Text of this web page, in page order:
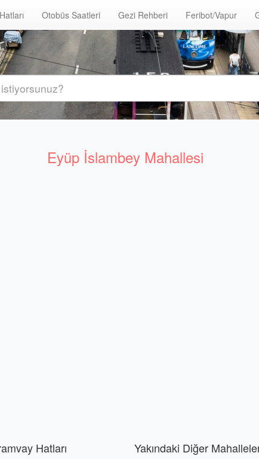
Otobüs Saatleri Gezi Rehberi Feribot/Vapur
Eyüp İslambey Mahallesi
Hatları Yakındaki Diğer